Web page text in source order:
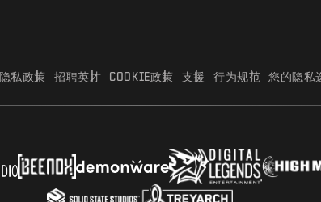
隐私政策 招聘英才 COOKIE政策 支援 行为规范 您的隐私